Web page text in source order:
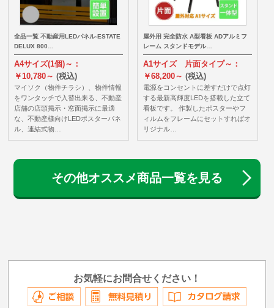
全品一覧 不動産用LEDパネル-ESTATE
DELUX 800…
A4サイズ(1個)～：
￥10,780～(税込)
マイソク（物件チラシ）、物件情報
をワンタッチで入替出来る、不動産
店舗の店頭掲示・窓面掲示に最適
な、不動産様向けLEDポスターパネ
ル、連結式物…
屋外用 完全防水 A型看板 ADアルミフ
レーム スタンドモデル…
A1サイズ 片面タイプ～：
￥68,200～ (税込)
電源をコンセントに差すだけで点灯
する最新高輝度LEDを搭載した立て
看板です。 作製したポスターやフ
ィルムをフレームにセットすればオ
リジナル…
その他オススメ商品一覧を見る
お気軽にお問合せください！